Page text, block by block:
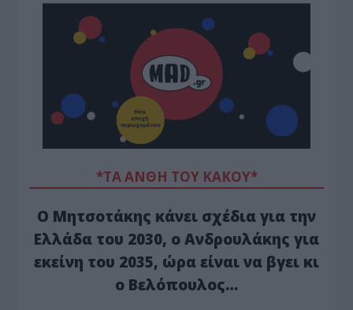
*ΤΑ ΆΝΘΗ ΤΟΥ ΚΑΚΟΎ*
Ο Μητσοτάκης κάνει σχέδια για την
Ελλάδα του 2030, ο Ανδρουλάκης για
εκείνη του 2035, ώρα είναι να βγει κι
ο Βελόπουλος…